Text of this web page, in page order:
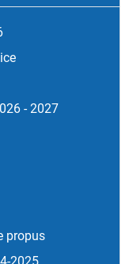
- 2027
propus
2025